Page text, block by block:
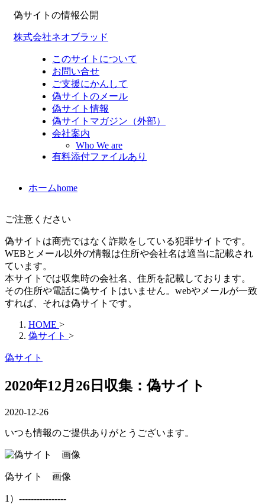
偽サイトの情報公開
株式会社ネオブラッド
このサイトについて
お問い合せ
ご支援にかんして
偽サイトのメール
偽サイト情報
偽サイトマガジン（外部）
会社案内
Who We are
有料添付ファイルあり
ホームhome
ご注意ください
偽サイトは商売ではなく詐欺をしている犯罪サイトです。
WEBとメール以外の情報は住所や会社名は適当に記載され
ています。
本サイトでは収集時の会社名、住所を記載しております。
その住所や電話に偽サイトはいません。webやメールが一致
すれば、それは偽サイトです。
HOME >
偽サイト >
偽サイト
2020年12月26日収集：偽サイト
2020-12-26
いつも情報のご提供ありがとうございます。
偽サイト 画像
1）----------------